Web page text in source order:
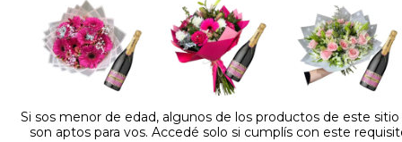
Si sos menor de edad, algunos de los productos de este
son aptos para vos. Accedé solo si cumplís con este